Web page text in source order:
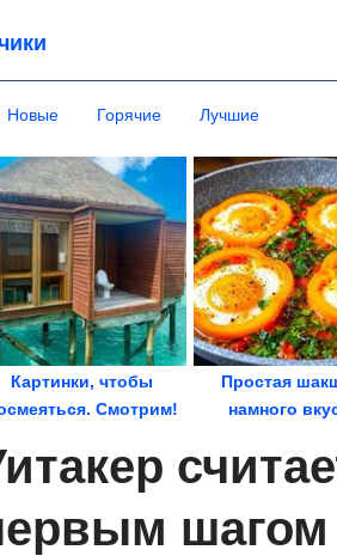
Новые Горячие Лучшие
Картинки, чтобы
Смотрим!
Простая
намного
шагом